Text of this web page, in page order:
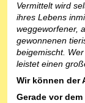
Vermittelt wird
ihres Lebens
weggeworfener,
gewonnenen
beigemischt.
leistet einen
Wir können der
Gerade vor